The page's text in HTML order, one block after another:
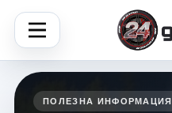
ПОЛЕЗНА ИНФОРМАЦИЯ